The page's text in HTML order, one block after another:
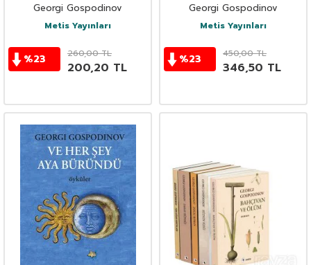
Georgi Gospodinov
Metis Yayınları
%23 260,00TL
200,20 TL
Georgi Gospodinov
Metis Yayınları
%23 450,00TL
346,50 TL